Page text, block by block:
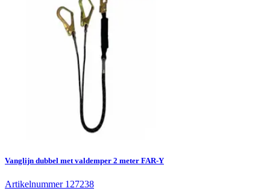
Vanglijn dubbel met valdemper 2 meter FAR-Y
Artikelnummer 127238